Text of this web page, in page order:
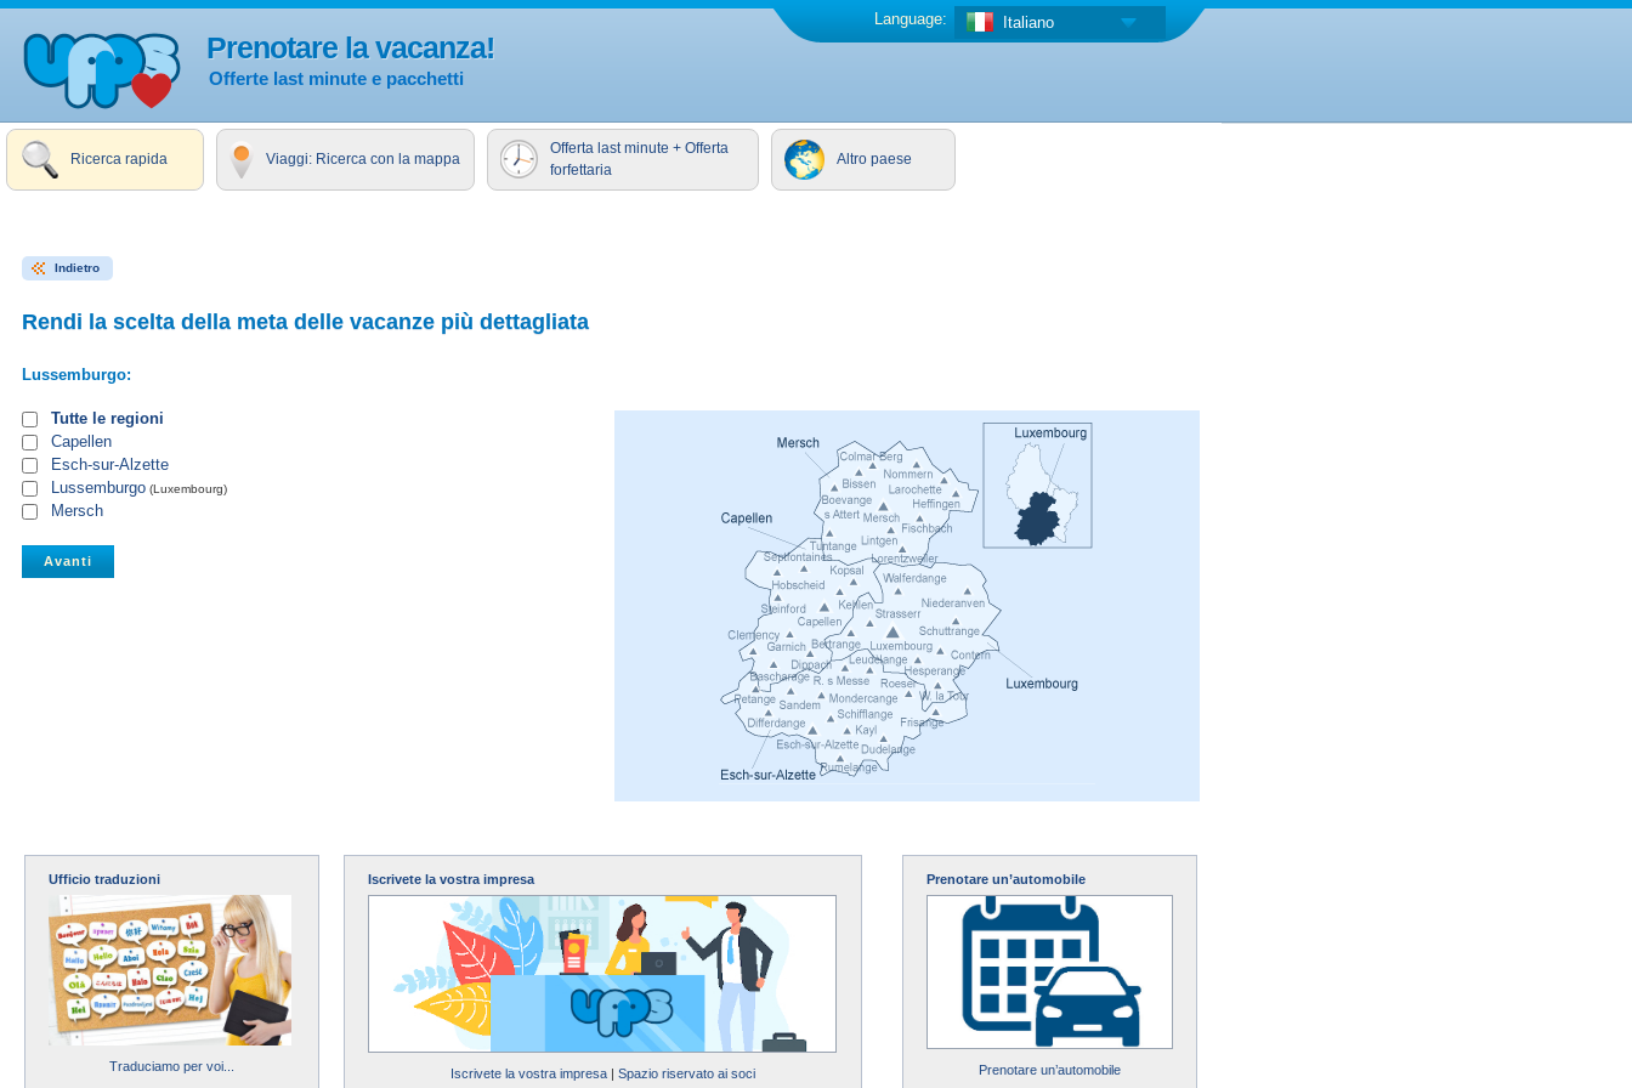
Prenotare la vacanza!
Offerte last minute e pacchetti
Italiano
Language:
Ricerca rapida Viaggi: Ricerca con la mappa
Offerta last minute + Offerta
forfettaria
Altro paese
Indietro
Rendi la scelta della meta delle vacanze più dettagliata
Lussemburgo:
Tutte le regioni
Capellen
Esch-sur-Alzette
Lussemburgo(Luxembourg)
Mersch
Ufficio traduzioni
Traduciamo per voi...
Iscrivete la vostra impresa
Iscrivete la vostra impresa| Spazio riservato ai soci
Prenotare un’automobile
Prenotare un’automobile